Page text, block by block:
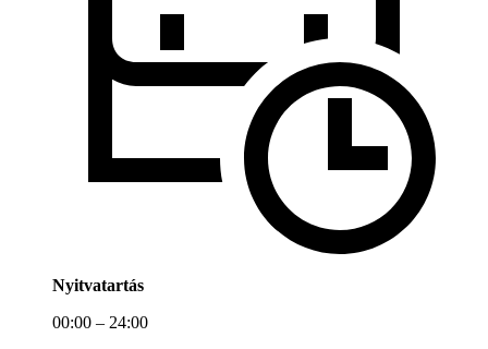
Nyitvatartás
00:00 – 24:00